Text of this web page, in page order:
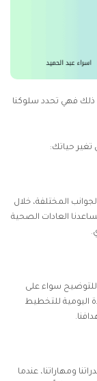
ذلك فهي تحدد سلوكنا
تغير حياتك:
المختلفة، خلال
العادات الصحية
للتوضيح سواء على
اليومية للتخطيط
ومهاراتنا، عندما